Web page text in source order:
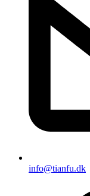
info@tianfu.dk